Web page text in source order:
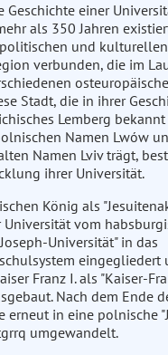
Geschichte einer
als 350 Jahren
und kulturellen
verbunden, die im
Stadt, die in ihrer
Lemberg
Namen Lwów
Namen Lviv trägt,
ihrer Universität.
König als
vom
Universität" in das
eingegliedert
Franz I. als "Kaiser-
Nach dem Ende
erneut in eine polnische
umgewandelt.